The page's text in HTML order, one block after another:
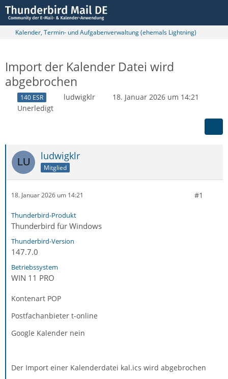
Kalender, Termin- und Aufgabenverwaltung (ehemals Lightning)
Import der Kalender Datei wird
abgebrochen
140 ESR ludwigklr
18. Januar 2026 um 14:21
Unerledigt
ludwigklr
Mitglied
18. Januar 2026 um 14:21 #1
Thunderbird-Produkt
Thunderbird für Windows
Thunderbird-Version
147.7.0
Betriebssystem
WIN 11 PRO
Kontenart POP
Postfachanbieter t-online
Google Kalender nein
Der Import einer Kalenderdatei kal.ics wird abgebrochen